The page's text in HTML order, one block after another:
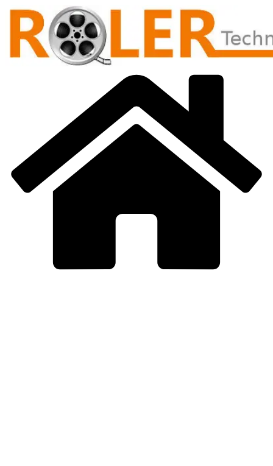
Přeskočit
obsah